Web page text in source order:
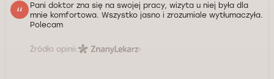
Pani doktor zna się na swojej pracy, wizyta u niej była dla
mnie komfortowa. Wszystko jasno i zrozumiale wytłumaczyła.
Polecam
Źródło opinii: